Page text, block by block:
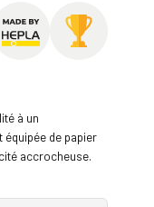
à un
de papier
accrocheuse.